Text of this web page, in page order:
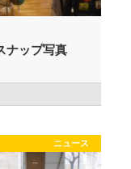
ナップ写真
ニュース